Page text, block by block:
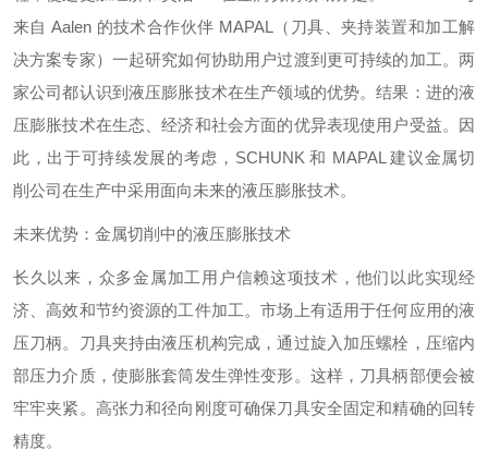
来自 Aalen 的技术合作伙伴 MAPAL（刀具、夹持装置和加工解
决方案专家）一起研究如何协助用户过渡到更可持续的加工。两
家公司都认识到液压膨胀技术在生产领域的优势。结果：进的液
压膨胀技术在生态、经济和社会方面的优异表现使用户受益。因
此，出于可持续发展的考虑，SCHUNK 和 MAPAL 建议金属切
削公司在生产中采用面向未来的液压膨胀技术。
未来优势：金属切削中的液压膨胀技术
长久以来，众多金属加工用户信赖这项技术，他们以此实现经
济、高效和节约资源的工件加工。市场上有适用于任何应用的液
压刀柄。刀具夹持由液压机构完成，通过旋入加压螺栓，压缩内
部压力介质，使膨胀套筒发生弹性变形。这样，刀具柄部便会被
牢牢夹紧。高张力和径向刚度可确保刀具安全固定和精确的回转
精度。